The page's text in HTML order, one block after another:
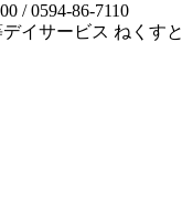
/ 0594-86-7110
イサービス ねくすと